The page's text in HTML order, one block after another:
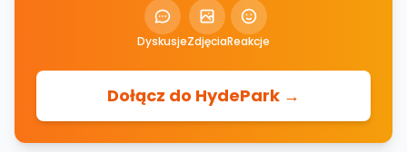
DyskusjeZdjęciaReakcje
Dołącz do HydePark →